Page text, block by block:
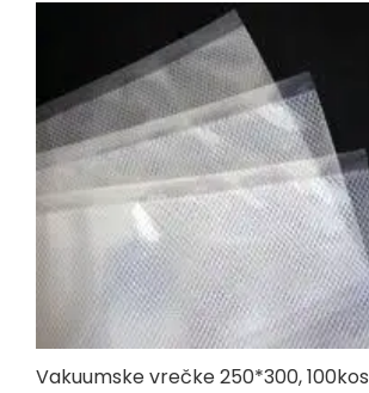
Vakuumske vrečke 250*300, 100kos